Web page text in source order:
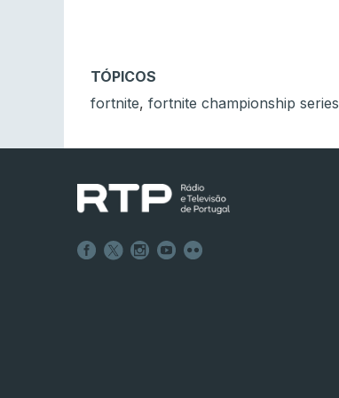
TÓPICOS
fortnite, fortnite championship series